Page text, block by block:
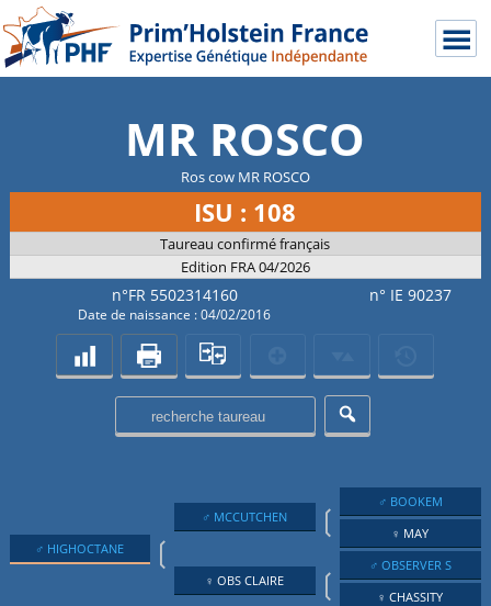
MR ROSCO
Ros cow MR ROSCO
ISU : 108
Taureau confirmé français
Edition FRA 04/2026
n°FR 5502314160 n° IE 90237
Date de naissance : 04/02/2016
♂ HIGHOCTANE ❲
♂ MCCUTCHEN ❲
♂ BOOKEM
♀ MAY
♀ OBS CLAIRE ❲
♂ OBSERVER S
♀ CHASSITY